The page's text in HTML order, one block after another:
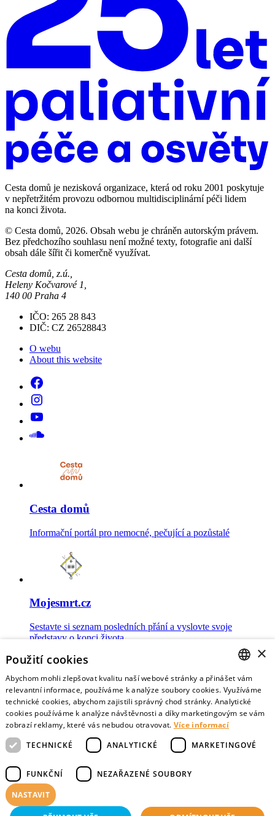
Cesta domů je nezisková organizace, která od roku 2001 poskytuje
v nepřetržitém provozu odbornou multidisciplinární péči lidem
na konci života.
© Cesta domů, 2026. Obsah webu je chráněn autorským právem.
Bez předchozího souhlasu není možné texty, fotografie ani další
obsah dále šířit či komerčně využívat.
Cesta domů, z.ú.,
Heleny Kočvarové 1,
140 00 Praha 4
IČO: 265 28 843
DIČ: CZ 26528843
O webu
About this website
Cesta domů
Informační portál pro nemocné, pečující a pozůstalé
Mojesmrt.cz
Sestavte si seznam posledních přání a vyslovte svoje
představy o konci života
Data o umírání
Nejnovější data o postojích veřejnosti a zdravotníků k umírání
Virtuální vzpomínky
CZECH
ENGLISH
×
Použití cookies
Abychom mohli zlepšovat kvalitu naší webové stránky a přinášet vám
relevantní informace, používáme k analýze soubory cookies. Využíváme
technické cookies, abychom zajistili správný chod stránky. Analytické
cookies používáme k analýze návštěvnosti a díky marketingovým se vám
zobrazí reklamy, které vás nebudou otravovat. Více informací
TECHNICKÉ
ANALYTICKÉ MARKETINGOVÉ
FUNKČNÍ NEZAŘAZENÉ SOUBORY
NASTAVIT